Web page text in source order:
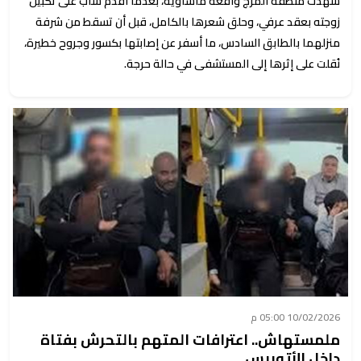
زوجته بعقد عرفي، وحلق شعرها بالكامل، قبل أن تسقط من شرفة
منزلهما بالطابق السادس، ما أسفر عن إصابتها بكسور وجروح خطيرة،
نُقلت على إثرها إلى المستشفى في حالة حرجة.
10/02/2026 05:00 م
ملمستهاش.. اعترافات المتهم بالتحرش بفتاة